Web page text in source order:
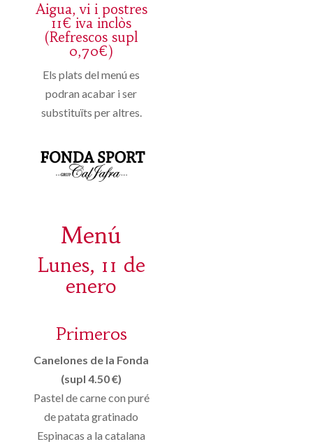
Aigua, vi i postres
11€ iva inclòs
(Refrescos supl
0,70€)
Els plats del menú es
podran acabar i ser
substituïts per altres.
Menú
Lunes, 11 de
enero
Primeros
Canelones de la Fonda
(supl 4.50 €)
Pastel de carne con puré
de patata gratinado
Espinacas a la catalana